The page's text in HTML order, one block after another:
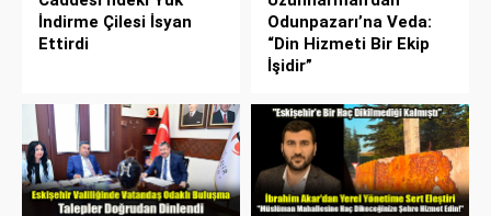
İndirme Çilesi İsyan
Ettirdi
Odunpazarı’na Veda:
“Din Hizmeti Bir Ekip
İşidir”